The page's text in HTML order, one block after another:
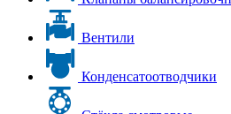
Вентили
Конденсатоотводчики